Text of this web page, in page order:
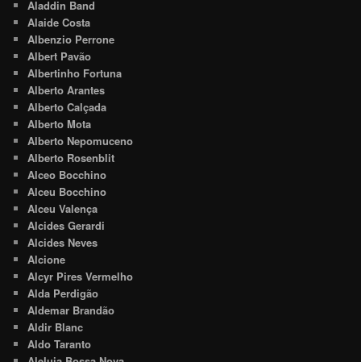
Aladdin Band
Alaide Costa
Albenzio Perrone
Albert Pavão
Albertinho Fortuna
Alberto Arantes
Alberto Calçada
Alberto Mota
Alberto Nepomuceno
Alberto Rosenblit
Alceo Bocchino
Alceu Bocchino
Alceu Valença
Alcides Gerardi
Alcides Neves
Alcione
Alcyr Pires Vermelho
Alda Perdigão
Aldemar Brandão
Aldir Blanc
Aldo Taranto